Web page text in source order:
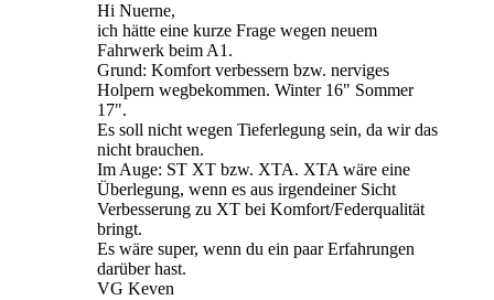
Hi Nuerne,
ich hätte eine kurze Frage wegen neuem
Fahrwerk beim A1.
Grund: Komfort verbessern bzw. nerviges
Holpern wegbekommen. Winter 16" Sommer
17".
Es soll nicht wegen Tieferlegung sein, da wir das
nicht brauchen.
Im Auge: ST XT bzw. XTA. XTA wäre eine
Überlegung, wenn es aus irgendeiner Sicht
Verbesserung zu XT bei Komfort/Federqualität
bringt.
Es wäre super, wenn du ein paar Erfahrungen
darüber hast.
VG Keven